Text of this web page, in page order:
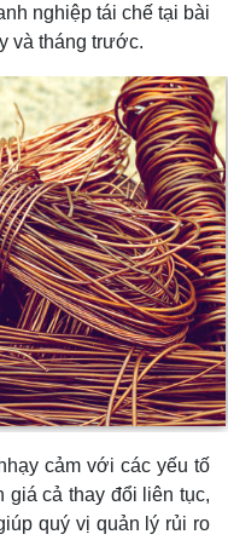
nghiệp tái chế tại bài
và tháng trước.
cảm với các yếu tố
giá cả thay đổi liên tục,
quý vị quản lý rủi ro